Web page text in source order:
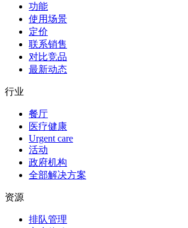
功能
使用场景
定价
联系销售
对比竞品
最新动态
行业
餐厅
医疗健康
Urgent care
活动
政府机构
全部解决方案
资源
排队管理